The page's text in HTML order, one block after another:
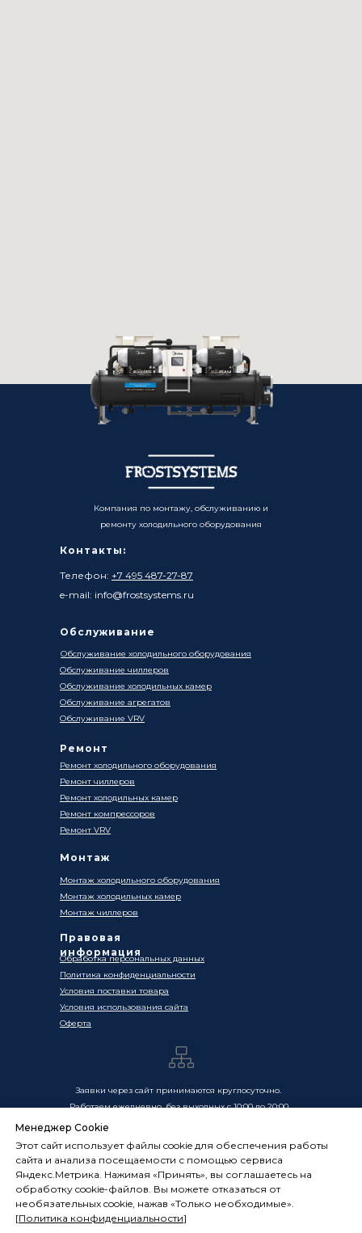
Контакты:
Телефон: +7 495 487-27-87
e-mail: info@frostsystems.ru
Ремонт
Цены, указанные на сайте, носят информационный
характер и не являются публичной офертой в смысле
ст. 437 ГК РФ. Окончательная стоимость товаров и услуг
определяется индивидуально и фиксируется в
Спецификации. Условия оказания услуг определяются
публичной офертой, размещённой по адресу:
Заявки через сайт принимаются круглосуточно.
Работаем ежедневно, без выходных с 10:00 до 20:00
Обработка персональных данных
Политика конфиденциальности
Условия поставки товара
Оферта
Условия использования сайта
Компания по монтажу, обслуживанию и
ремонту холодильного оборудования
Ремонт холодильного оборудования
Ремонт чиллеров
Ремонт холодильных камер
Ремонт компрессоров
Ремонт VRV
Монтаж
Правовая
информация
Монтаж холодильного оборудования
Монтаж чиллеров
Монтаж холодильных камер
Обслуживание
Обслуживание холодильного оборудования
Обслуживание чиллеров
Обслуживание холодильных камер
Обслуживание агрегатов
Обслуживание VRV
Менеджер Cookie
Этот сайт использует файлы cookie для обеспечения работы
сайта и анализа посещаемости с помощью сервиса
Яндекс.Метрика. Нажимая «Принять», вы соглашаетесь на
обработку cookie-файлов. Вы можете отказаться от
необязательных cookie, нажав «Только необходимые».
[Политика конфиденциальности]